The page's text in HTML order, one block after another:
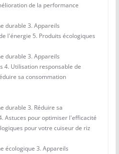
de la performance
durable 3. Appareils
l'énergie 5. Produits écologiques
durable 3. Appareils
4. Utilisation responsable de
sa consommation
durable 3. Réduire sa
Astuces pour optimiser l'efficacité
pour votre cuiseur de riz
écologique 3. Appareils